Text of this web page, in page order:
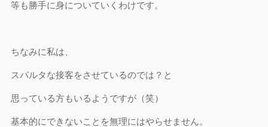
等も勝手に身についていくわけです。
ちなみに私は、
スパルタな接客をさせているのでは？と
思っている方もいるようですが（笑）
基本的にできないことを無理にはやらせません。